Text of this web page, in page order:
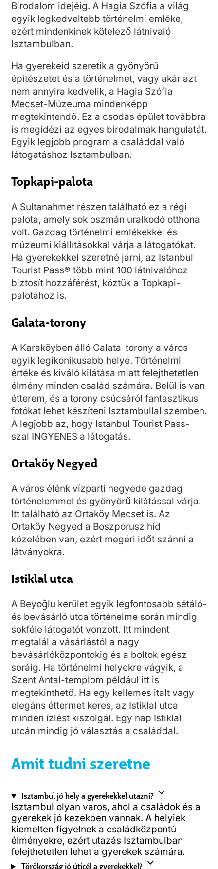
Birodalom idejéig. A Hagia Szófia a világ
egyik legkedveltebb történelmi emléke,
ezért mindenkinek kötelező látnivaló
Isztambulban.
Ha gyerekeid szeretik a gyönyörű
építészetet és a történelmet, vagy akár azt
nem annyira kedvelik, a Hagia Szófia
Mecset-Múzeuma mindenképp
megtekintendő. Ez a csodás épület továbbra
is megidézi az egyes birodalmak hangulatát.
Egyik legjobb program a családdal való
látogatáshoz Isztambulban.
Topkapi-palota
A Sultanahmet részen található ez a régi
palota, amely sok oszmán uralkodó otthona
volt. Gazdag történelmi emlékekkel és
múzeumi kiállításokkal várja a látogatókat.
Ha gyerekekkel szeretné járni, az Istanbul
Tourist Pass® több mint 100 látnivalóhoz
biztosít hozzáférést, köztük a Topkapi-
palotához is.
Galata-torony
A Karaköyben álló Galata-torony a város
egyik legikonikusabb helye. Történelmi
értéke és kiváló kilátása miatt felejthetetlen
élmény minden család számára. Belül is van
étterem, és a torony csúcsáról fantasztikus
fotókat lehet készíteni Isztambullal szemben.
A legjobb az, hogy Istanbul Tourist Pass-
szal INGYENES a látogatás.
Ortaköy Negyed
A város élénk vízparti negyede gazdag
történelemmel és gyönyörű kilátással várja.
Itt található az Ortaköy Mecset is. Az
Ortaköy Negyed a Boszporusz híd
közelében van, ezért megéri időt szánni a
látványokra.
Istiklal utca
A Beyoğlu kerület egyik legfontosabb sétáló-
és bevásárló utca történelme során mindig
sokféle látogatót vonzott. Itt mindent
megtalál a vásárlástól a nagy
bevásárlóközpontokig és a boltok egész
soráig. Ha történelmi helyekre vágyik, a
Szent Antal-templom például itt is
megtekinthető. Ha egy kellemes italt vagy
elegáns éttermet keres, az Istiklal utca
minden ízlést kiszolgál. Egy nap Istiklal
utcán mindig jó választás a családdal.
Amit tudni szeretne
Isztambul jó hely a gyerekekkel utazni? expand_more
Isztambul olyan város, ahol a családok és a
gyerekek jó kezekben vannak. A helyiek
kiemelten figyelnek a családközpontú
élményekre, ezért utazás Isztambulban
felejthetetlen lehet a gyerekek számára.
Törökország jó úticél a gyerekekkel? expand_more